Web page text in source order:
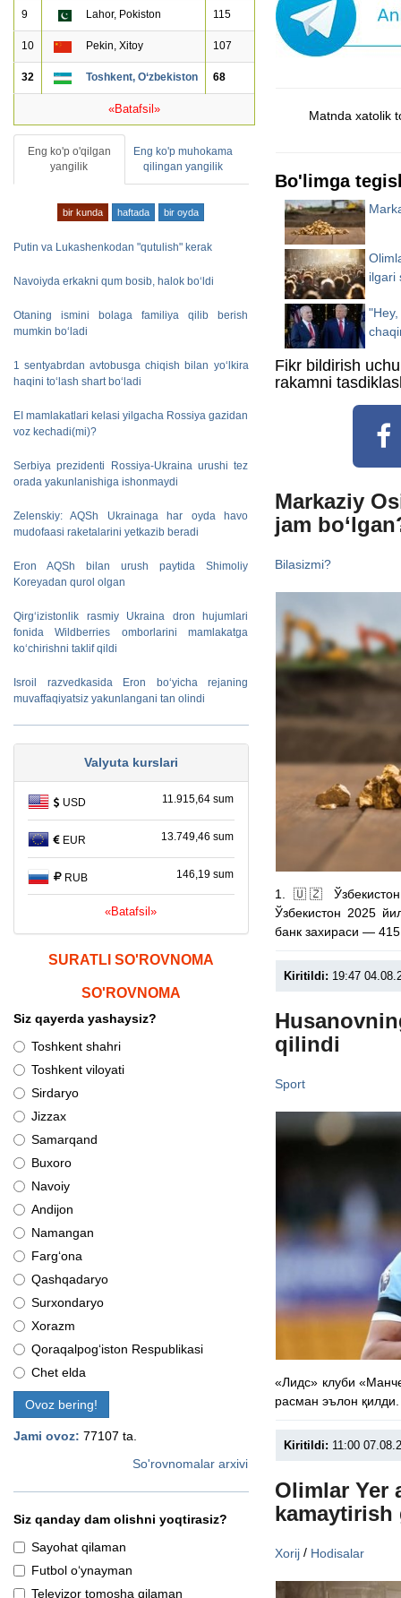
9 Lahor, Pokiston 115
10 Pekin, Xitoy 107
32 Toshkent, O‘zbekiston 68
«Batafsil»
Eng ko'p o'qilgan
yangilik
Eng ko'p muhokama
qilingan yangilik
bir kunda haftada bir oyda
Putin va Lukashenkodan "qutulish" kerak
Navoiyda erkakni qum bosib, halok bo‘ldi
Otaning ismini bolaga familiya qilib berish
mumkin bo‘ladi
1 sentyabrdan avtobusga chiqish bilan yo‘lkira
haqini to‘lash shart bo‘ladi
EI mamlakatlari kelasi yilgacha Rossiya gazidan
voz kechadi(mi)?
Serbiya prezidenti Rossiya-Ukraina urushi tez
orada yakunlanishiga ishonmaydi
Zelenskiy: AQSh Ukrainaga har oyda havo
mudofaasi raketalarini yetkazib beradi
Eron AQSh bilan urush paytida Shimoliy
Koreyadan qurol olgan
Qirg‘izistonlik rasmiy Ukraina dron hujumlari
fonida Wildberries omborlarini mamlakatga
ko‘chirishni taklif qildi
Isroil razvedkasida Eron bo‘yicha rejaning
muvaffaqiyatsiz yakunlangani tan olindi
Valyuta kurslari
USD 11.915,64 sum
EUR 13.749,46 sum
RUB 146,19 sum
«Batafsil»
SURATLI SO'ROVNOMA
SO'ROVNOMA
Siz qayerda yashaysiz?
Toshkent shahri
Toshkent viloyati
Sirdaryo
Jizzax
Samarqand
Buxoro
Navoiy
Andijon
Namangan
Farg‘ona
Qashqadaryo
Surxondaryo
Xorazm
Qoraqalpog‘iston Respublikasi
Chet elda
Ovoz bering!
Jami ovoz: 77107 ta.
So'rovnomalar arxivi
Siz qanday dam olishni yoqtirasiz?
Sayohat qilaman
Futbol o‘ynayman
Televizor tomosha qilaman
Matnda xatolik
Bo'limga
ilgari
Fikr bildirish
rakamni
Markaziy
jam
Bilasizmi?
1. 🇺🇿 Ўзбекистон
Ўзбекистон 2025
банк захираси —
Kiritildi: 19:47
qilindi
Sport
«Лидс» клуби
расман эълон қилди.
Kiritildi: 11:00
Olimlar Yer
kamaytirish
Xorij / Hodisalar